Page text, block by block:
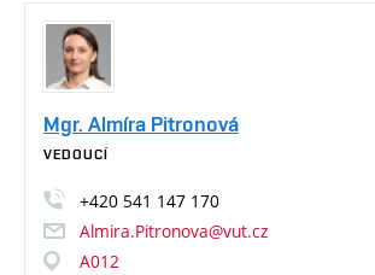
Mgr. Almíra Pitronová
VEDOUCÍ
+420 541 147 170
Almira.Pitronova@vut.cz
A012